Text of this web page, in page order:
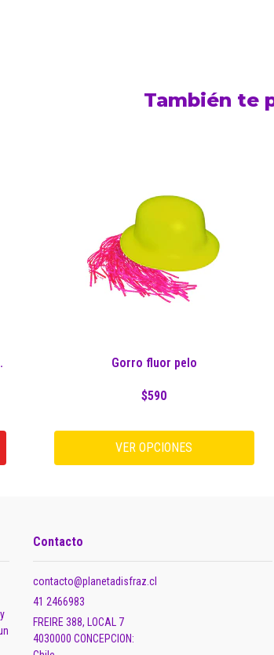
También te
Gorro fluor pelo
$590
VER OPCIONES
Contacto
contacto@planetadisfraz.cl
41 2466983
FREIRE 388, LOCAL 7
4030000 CONCEPCION: